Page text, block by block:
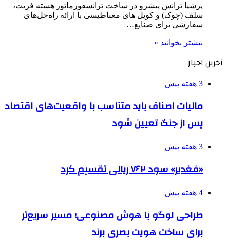
پرشیا ترانس پیشرو در ساخت ترانسفورماتور هسته فریت،
سلف (چوک) و کویل های مغناطیسی با ارائه راه‌حل‌های
سفارشی برای صنایع…
بیشتر بخوانید »
آخرین اخبار
3 هفته پیش
مالیات اصناف باید متناسب با واقعیت‌های اقتصاد
پس از جنگ تعیین شود
3 هفته پیش
«فغدیر» سود ۷۶۲ ریالی تقسیم کرد
4 هفته پیش
طراحی لوگو با هوش مصنوعی؛ مسیر سریع‌تر
برای ساخت هویت بصری برند